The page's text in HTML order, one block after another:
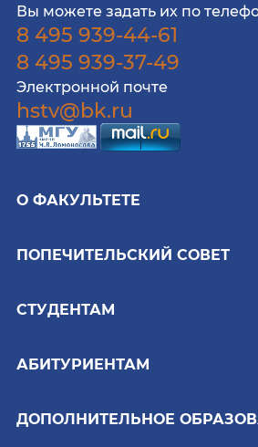
Вы можете задать их по
8 495 939-44-61
8 495 939-37-49
Электронной почте
hstv@bk.ru
О ФАКУЛЬТЕТЕ
ПОПЕЧИТЕЛЬСКИЙ СОВЕТ
СТУДЕНТАМ
АБИТУРИЕНТАМ
ДОПОЛНИТЕЛЬНОЕ